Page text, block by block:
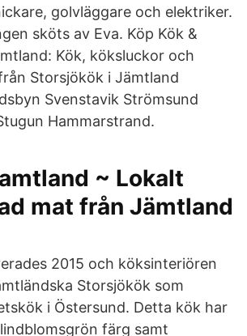
golvläggare och elektriker.
sköts av Eva. Köp Kök &
Kök, köksluckor och
Storsjökök i Jämtland
Svenstavik Strömsund
Hammarstrand.
~ Lokalt
mat från Jämtland
2015 och köksinteriören
Storsjökök som
i Östersund. Detta kök har
färg samt